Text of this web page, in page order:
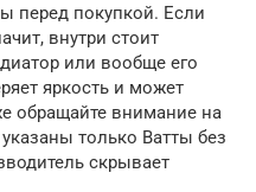
перед покупкой. Если
внутри стоит
или вообще его
яркость и может
обращайте внимание на
только Ватты без
скрывает